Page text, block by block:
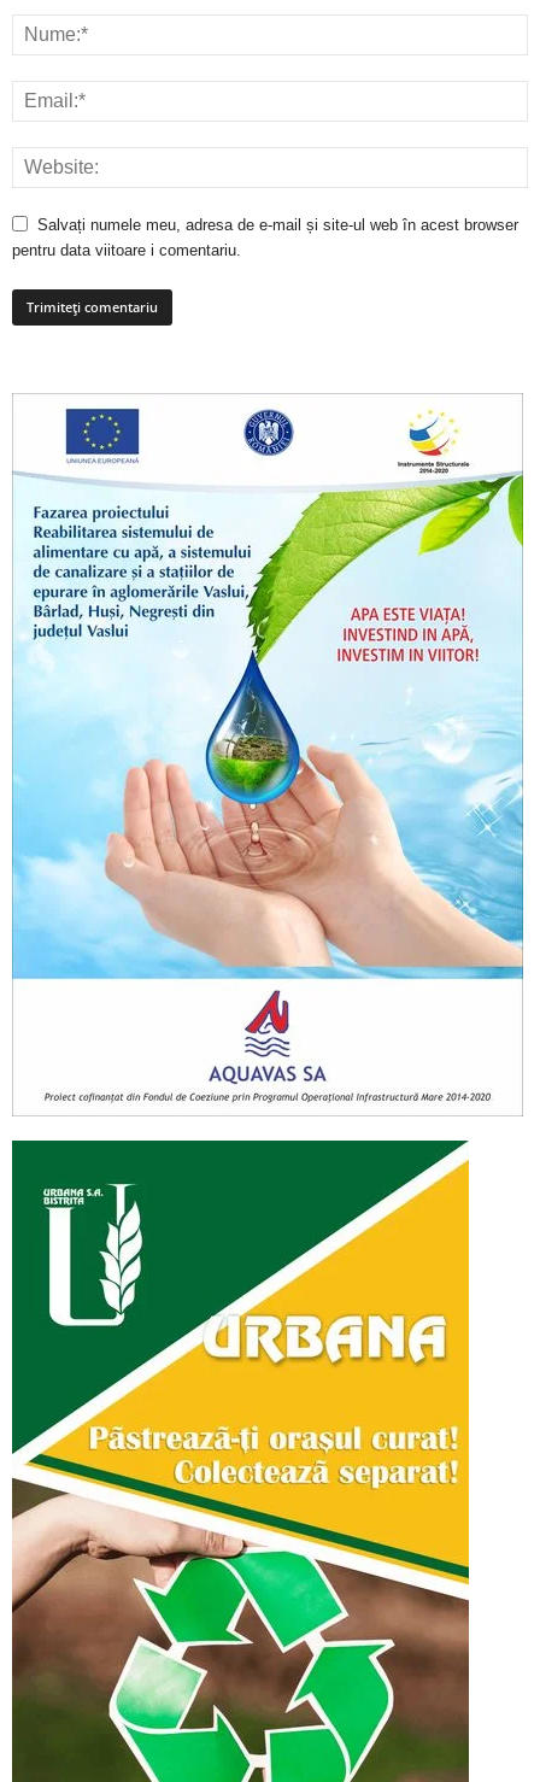
Salvați numele meu, adresa de e-mail și site-ul web în acest browser
pentru data viitoare i comentariu.